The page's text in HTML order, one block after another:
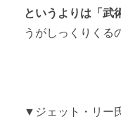
というよりは「武
うがしっくりくる
▼ジェット・リー